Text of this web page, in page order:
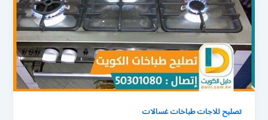
تصليح ثلاجات طباخات غسالات